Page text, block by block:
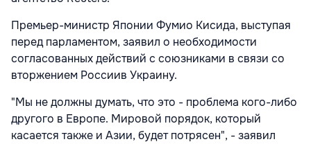
Премьер-министр Японии Фумио Кисида, выступая
перед парламентом, заявил о необходимости
согласованных действий с союзниками в связи со
вторжением Россиив Украину.
"Мы не должны думать, что это - проблема кого-либо
другого в Европе. Мировой порядок, который
касается также и Азии, будет потрясен", - заявил